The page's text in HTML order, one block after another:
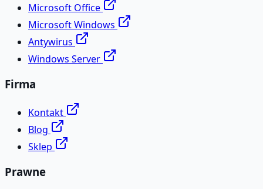
Microsoft Office
Microsoft Windows
Antywirus
Windows Server
Firma
Kontakt
Blog
Sklep
Prawne